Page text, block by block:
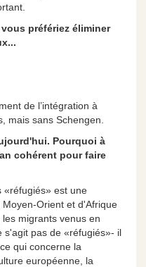
préfériez éliminer
de l’intégration à
mais sans Schengen.
Pourquoi à
cohérent pour faire
«réfugiés» est une
Orient et d'Afrique
migrants venus en
s'agit pas de «réfugiés»- il
qui concerne la
européenne, la